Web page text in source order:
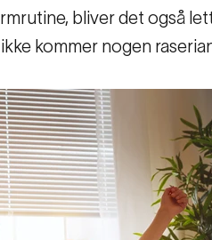
bliver det også
kommer nogen